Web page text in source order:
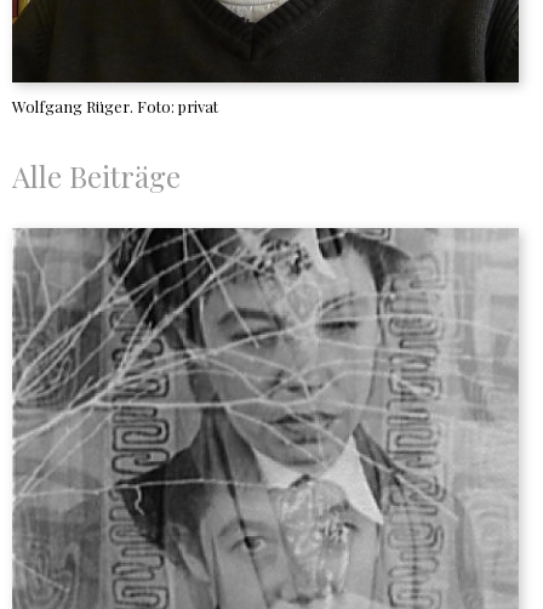
Wolfgang Rüger. Foto: privat
Alle Beiträge